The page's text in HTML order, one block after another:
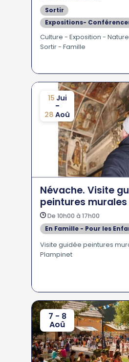
Sortir
Expositions-
En Famille - Pour les
Culture - Exposition -
Sortir - Famille
15 Jui
-
28 Aoû
Névache. Visite
peintures
Plampinet
De 10h00 à 17h00
En Famille - Pour les
Visite guidée peintures
Plampinet
7 - 8
Aoû